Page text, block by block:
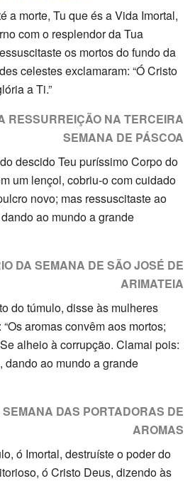
a morte, Tu que és a Vida Imortal,
com o resplendor da Tua
os mortos do fundo da
celestes exclamaram: “Ó Cristo
a Ti.”
RESSURREIÇÃO NA TERCEIRA
SEMANA DE PÁSCOA
descido Teu puríssimo Corpo do
um lençol, cobriu-o com cuidado
novo; mas ressuscitaste ao
ao mundo a grande
DA SEMANA DE SÃO JOSÉ DE
ARIMATEIA
do túmulo, disse às mulheres
aromas convêm aos mortos;
alheio à corrupção. Clamai pois:
dando ao mundo a grande
DAS PORTADORAS DE
AROMAS
ó Imortal, destruíste o poder do
ó Cristo Deus, dizendo às